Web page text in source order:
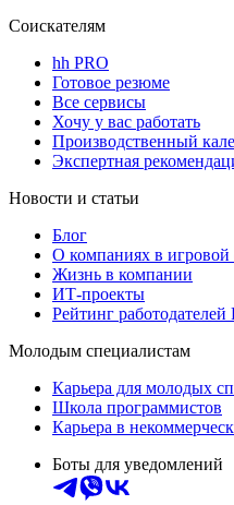
Соискателям
hh PRO
Готовое резюме
Все сервисы
Хочу у вас работать
Производственный
Экспертная
Новости и статьи
Блог
О компаниях в
Жизнь в компании
ИТ-проекты
Рейтинг работодателей
Молодым специалистам
Карьера для молодых
Школа программистов
Карьера в
Боты для уведомлений